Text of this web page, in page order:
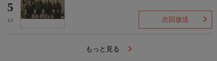
5
(-) 次回放送
もっと見る